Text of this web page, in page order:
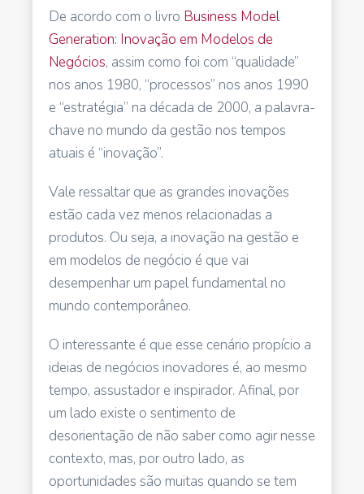
De acordo com o livro Business Model
Generation: Inovação em Modelos de
Negócios, assim como foi com “qualidade”
nos anos 1980, “processos” nos anos 1990
e “estratégia” na década de 2000, a palavra-
chave no mundo da gestão nos tempos
atuais é “inovação”.
Vale ressaltar que as grandes inovações
estão cada vez menos relacionadas a
produtos. Ou seja, a inovação na gestão e
em modelos de negócio é que vai
desempenhar um papel fundamental no
mundo contemporâneo.
O interessante é que esse cenário propício a
ideias de negócios inovadores é, ao mesmo
tempo, assustador e inspirador. Afinal, por
um lado existe o sentimento de
desorientação de não saber como agir nesse
contexto, mas, por outro lado, as
oportunidades são muitas quando se tem